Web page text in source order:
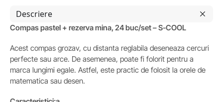
Descriere
Compas pastel + rezerva mina, 24 buc/set – S-COOL
Acest compas grozav, cu distanta reglabila deseneaza cercuri
perfecte sau arce. De asemenea, poate fi folorit pentru a
marca lungimi egale. Astfel, este practic de folosit la orele de
matematica sau desen.